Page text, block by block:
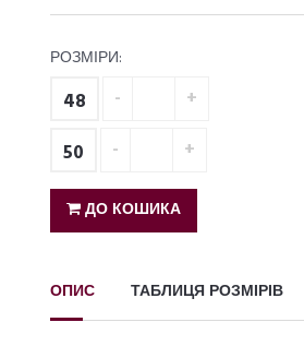
РОЗМІРИ:
48
50
ДО КОШИКА
ОПИС ТАБЛИЦЯ РОЗМІРІВ